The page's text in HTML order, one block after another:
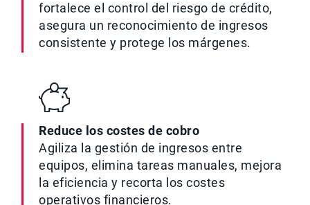
fortalece el control del riesgo de crédito,
asegura un reconocimiento de ingresos
consistente y protege los márgenes.
Reduce los costes de cobro
Agiliza la gestión de ingresos entre
equipos, elimina tareas manuales, mejora
la eficiencia y recorta los costes
operativos financieros.